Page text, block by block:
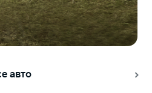
авто